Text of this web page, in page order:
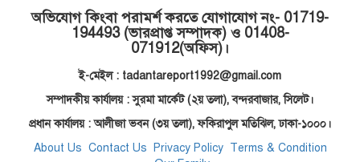
মোগলাবাজারে এসআই দয়াময়’র
ঘুষের রাজত্ব!
যন্ত্র বিকলের বাহানা: বেসরকারির
শোষণে জিম্মি ওসমানীর রোগীরা!
অভিযোগ কিংবা পরামর্শ করতে যোগাযোগ নং- 01719-
194493 (ভারপ্রাপ্ত সম্পাদক) ও 01408-
071912(অফিস)।
ই-মেইল : tadantareport1992@gmail.com
সম্পাদকীয় কার্যালয় : সুরমা মার্কেট (২য় তলা),বন্দরবাজার, সিলেট।
প্রধান কার্যালয় : আলীজা ভবন (৩য় তলা), ফকিরাপুল মতিঝিল, ঢাকা-১০০০।
About Us Contact Us Privacy Policy Terms & Condition